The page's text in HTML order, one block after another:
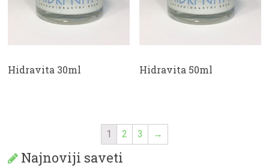
Hidravita 30ml Hidravita 50ml
1 2 3 →
Najnoviji saveti